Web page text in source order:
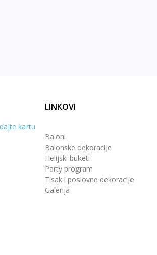
kartu
LINKOVI
Baloni
Balonske dekoracije
Helijski buketi
Party program
Tisak i poslovne dekoracije
Galerija